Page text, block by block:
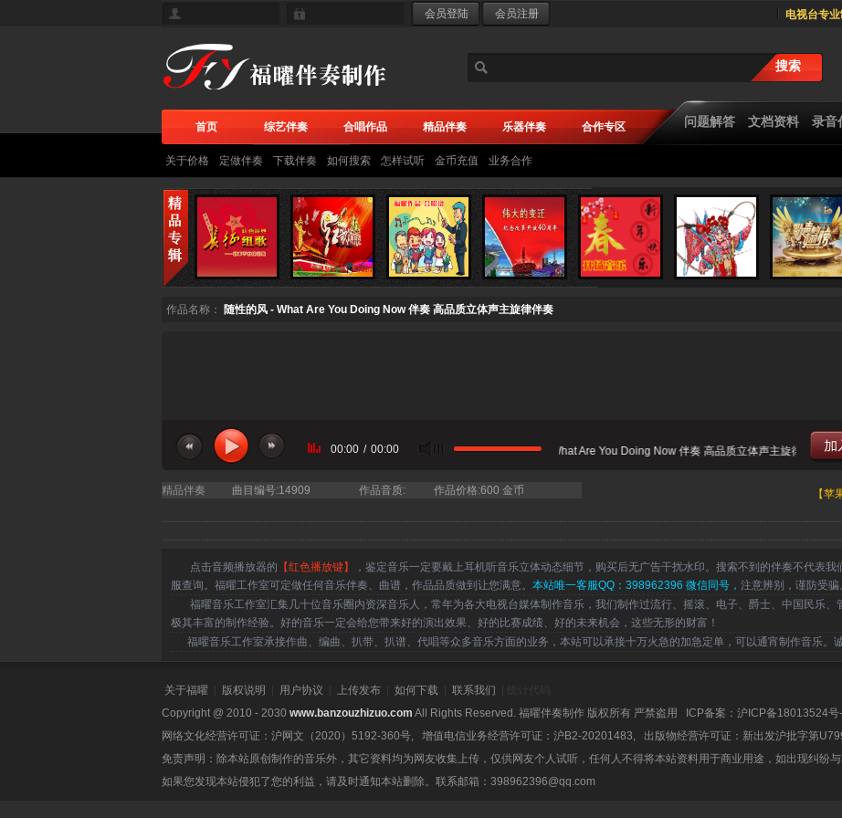
电视台专
首页 综艺伴奏 合唱作品 精品伴奏 乐器伴奏 合作专区 问题解答 文档资料 录音
关于价格 定做伴奏 下载伴奏 如何搜索 怎样试听 金币充值 业务合作
作品名称： 随性的风 - What Are You Doing Now 伴奏 高品质立体声主旋律伴奏
当前曲目：随性的风 - What Are You Doing Now 伴奏 高品质立体声主旋律伴奏。
00:00 / 00:00
精品伴奏 曲目编号:14909 作品音质: 作品价格:600 金币 【
点击音频播放器的 【红色播放键】
，鉴定音乐一定要戴上耳机听音乐立体动态细节，购买后无广告干扰水印。搜索不到的伴奏不代表
服查询。福曜工作室可定做任何音乐伴奏、曲谱，作品品质做到让您满意。 本站唯一客服QQ：398962396 微信同号， 注意辨别，谨防受骗
福曜音乐工作室汇集几十位音乐圈内资深音乐人，常年为各大电视台媒体制作音乐，我们制作过流行、摇滚、电子、爵士、中国民乐、
极其丰富的制作经验。好的音乐一定会给您带来好的演出效果、好的比赛成绩、好的未来机会，这些无形的财富！
福曜音乐工作室承接作曲、编曲、扒带、扒谱、代唱等众多音乐方面的业务，本站可以承接十万火急的加急定单，可以通宵制作音乐。
关于福曜 版权说明 用户协议 上传发布 如何下载 联系我们
Copyright @ 2010 - 2030 www.banzouzhizuo.com All Rights Reserved. 福曜伴奏制作 版权所有 严禁盗用 ICP备案： 沪ICP备18013524号
网络文化经营许可证：沪网文（2020）5192-360号, 增值电信业务经营许可证：沪B2-20201483, 出版物经营许可证：新出发沪批字第
免责声明：除本站原创制作的音乐外，其它资料均为网友收集上传，仅供网友个人试听，任何人不得将本站资料用于商业用途，如出现纠纷
如果您发现本站侵犯了您的利益，请及时通知本站删除。联系邮箱：398962396@qq.com